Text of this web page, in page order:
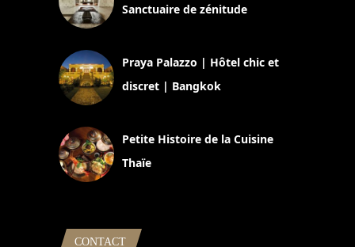
Sanctuaire de zénitude
Praya Palazzo | Hôtel chic et
discret | Bangkok
Petite Histoire de la Cuisine
Thaïe
CONTACT